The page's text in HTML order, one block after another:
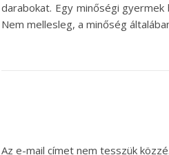
darabokat. Egy minőségi
Nem mellesleg, a minőség
Az e-mail címet nem tesszük közzé.